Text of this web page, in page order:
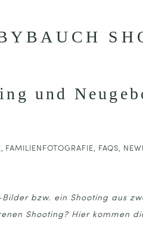
und
, FAMILIENFOTOGRAFIE, FAQS,
bzw. ein Shooting aus
Shooting? Hier kommen